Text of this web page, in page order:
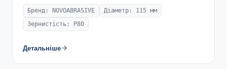
Бренд: NOVOABRASIVE
Діаметр: 115 мм
Зернистість: P80
Детальніше